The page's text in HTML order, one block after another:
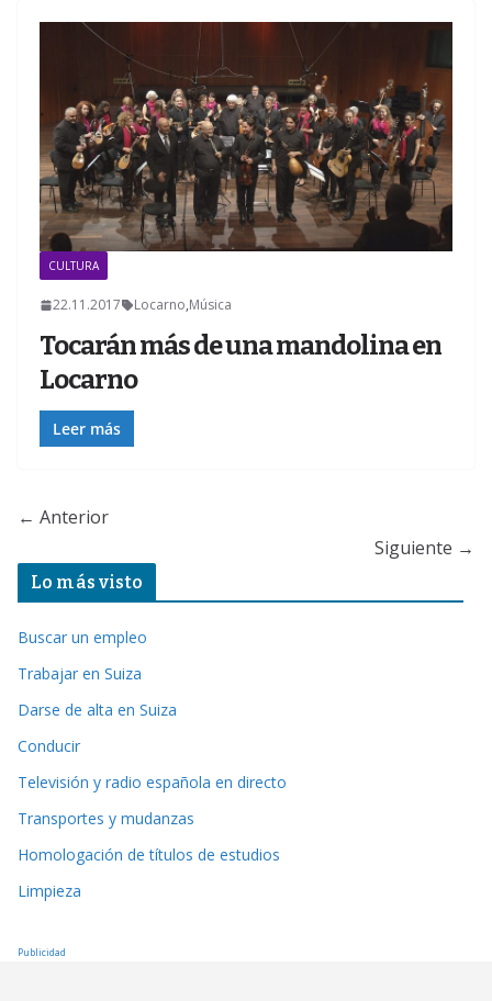
CULTURA
22.11.2017 Locarno,Música
Tocarán más de una mandolina en
Locarno
Leer más
← Anterior
Siguiente →
Lo más visto
Buscar un empleo
Trabajar en Suiza
Darse de alta en Suiza
Conducir
Televisión y radio española en directo
Transportes y mudanzas
Homologación de títulos de estudios
Limpieza
Publicidad